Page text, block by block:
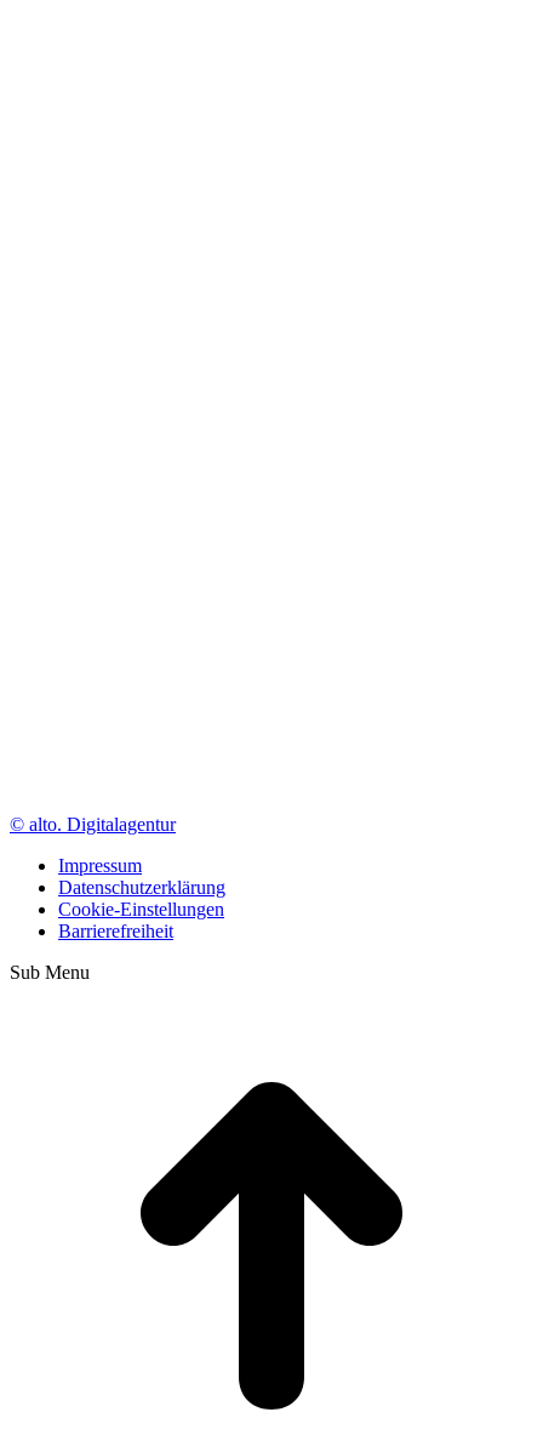
© alto. Digitalagentur
Impressum
Datenschutzerklärung
Cookie-Einstellungen
Barrierefreiheit
Sub Menu